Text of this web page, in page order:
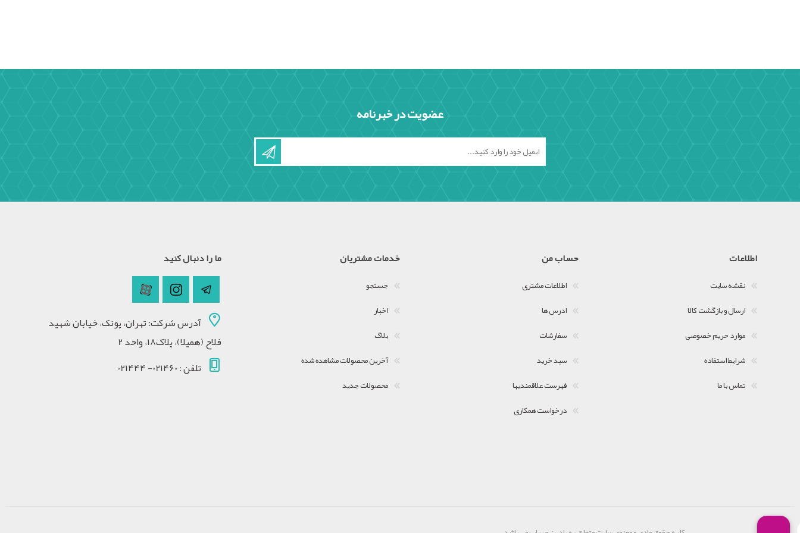
عضویت در خبرنامه
اطلاعات
نقشه سایت
ارسال و بازگشت کالا
موارد حریم خصوصی
شرایط استفاده
تماس با ما
حساب من
اطلاعات مشتری
ادرس ها
سفارشات
سبد خرید
فهرست علاقمندیها
درخواست همکاری
خدمات مشتریان
جستجو
اخبار
بلاگ
آخرین محصولات مشاهده شده
محصولات جدید
ما را دنبال کنید
آدرس شرکت: تهران، پونک، خیابان شهید
فلاح (همیلا)، پلاک18، واحد 2
تلفن : 021460- 021444